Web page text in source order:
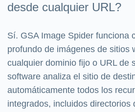
desde cualquier URL?
Sí. GSA Image Spider funciona
profundo de imágenes de sitios
cualquier dominio fijo o URL de
software analiza el sitio de
automáticamente todos los
integrados, incluidos directorios